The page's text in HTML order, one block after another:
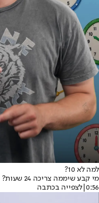
למה לא 10?
מי קבע שיממה צריכה 24 שעות?
0:56
|לצפייה בכתבה